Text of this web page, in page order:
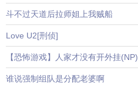
斗不过天道后拉师姐上我贼船
Love U2[刑侦]
【恐怖游戏】人家才没有开外挂(NP)
谁说强制组队是分配老婆啊